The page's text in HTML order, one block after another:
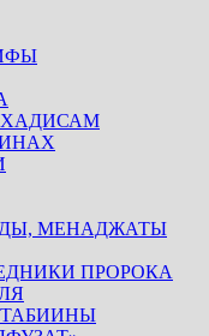
МЕНАДЖАТЫ
ПРОРОКА